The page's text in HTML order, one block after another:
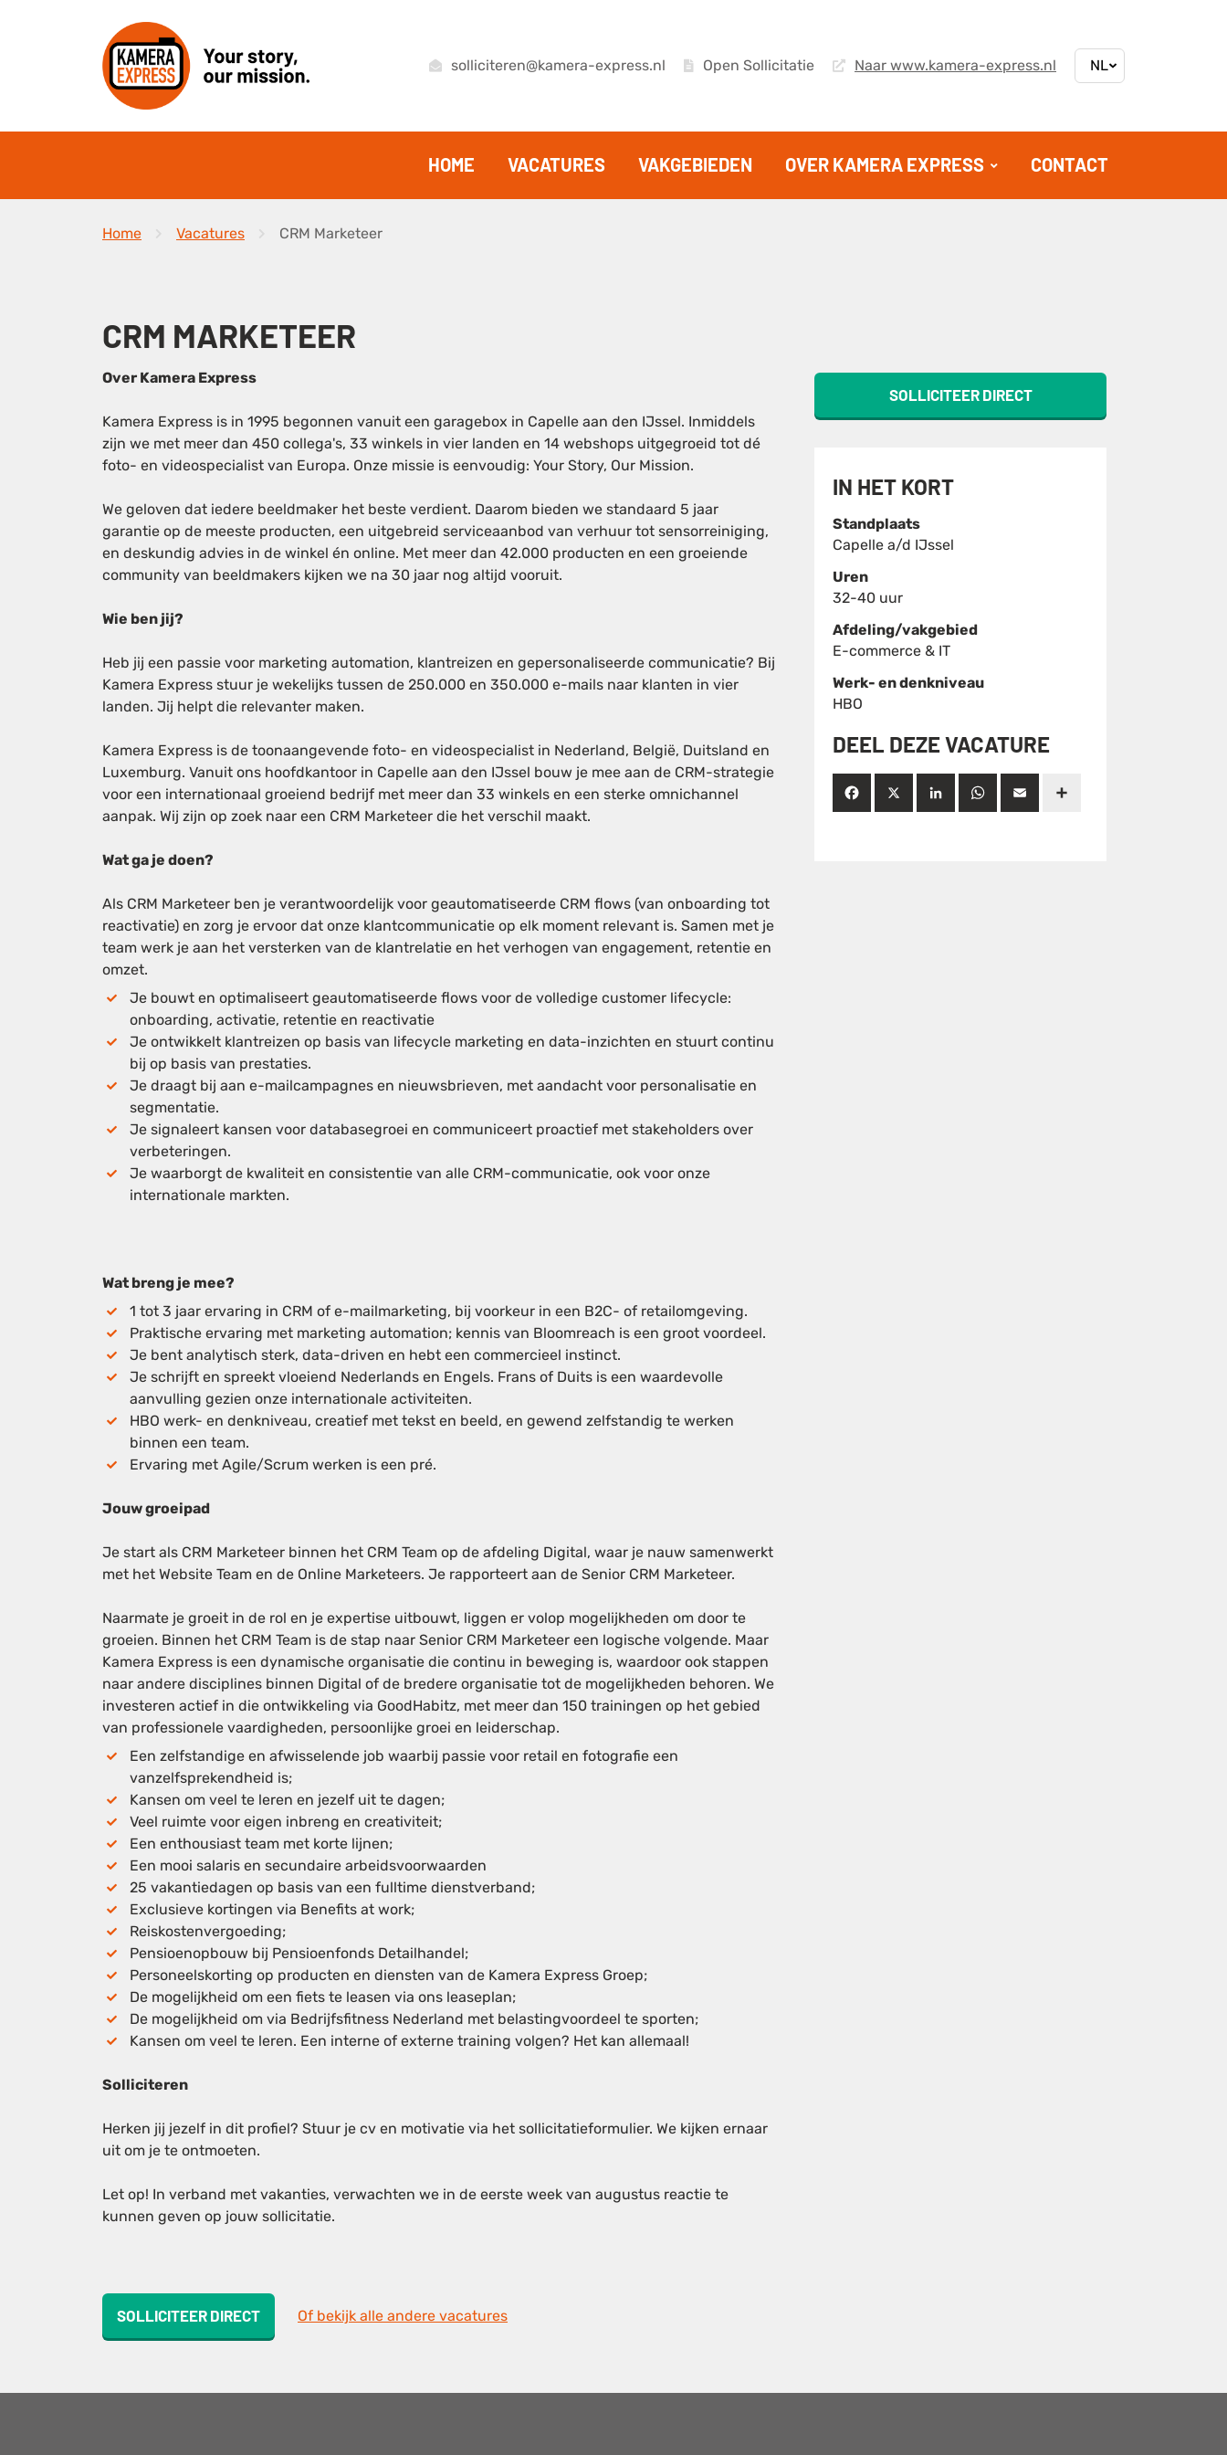
solliciteren@kamera-express.nl Open Sollicitatie Naar www.kamera-express.nl
HOME VACATURES VAKGEBIEDEN OVER KAMERA EXPRESS CONTACT
Home Vacatures CRM Marketeer
CRM MARKETEER
Over Kamera Express
Kamera Express is in 1995 begonnen vanuit een garagebox in Capelle aan den IJssel. Inmiddels
zijn we met meer dan 450 collega's, 33 winkels in vier landen en 14 webshops uitgegroeid tot dé
foto- en videospecialist van Europa. Onze missie is eenvoudig: Your Story, Our Mission.
We geloven dat iedere beeldmaker het beste verdient. Daarom bieden we standaard 5 jaar
garantie op de meeste producten, een uitgebreid serviceaanbod van verhuur tot sensorreiniging,
en deskundig advies in de winkel én online. Met meer dan 42.000 producten en een groeiende
community van beeldmakers kijken we na 30 jaar nog altijd vooruit.
Wie ben jij?
Heb jij een passie voor marketing automation, klantreizen en gepersonaliseerde communicatie? Bij
Kamera Express stuur je wekelijks tussen de 250.000 en 350.000 e-mails naar klanten in vier
landen. Jij helpt die relevanter maken.
Kamera Express is de toonaangevende foto- en videospecialist in Nederland, België, Duitsland en
Luxemburg. Vanuit ons hoofdkantoor in Capelle aan den IJssel bouw je mee aan de CRM-strategie
voor een internationaal groeiend bedrijf met meer dan 33 winkels en een sterke omnichannel
aanpak. Wij zijn op zoek naar een CRM Marketeer die het verschil maakt.
Wat ga je doen?
Als CRM Marketeer ben je verantwoordelijk voor geautomatiseerde CRM flows (van onboarding tot
reactivatie) en zorg je ervoor dat onze klantcommunicatie op elk moment relevant is. Samen met je
team werk je aan het versterken van de klantrelatie en het verhogen van engagement, retentie en
omzet.
Je bouwt en optimaliseert geautomatiseerde flows voor de volledige customer lifecycle:
onboarding, activatie, retentie en reactivatie
Je ontwikkelt klantreizen op basis van lifecycle marketing en data-inzichten en stuurt continu
bij op basis van prestaties.
Je draagt bij aan e-mailcampagnes en nieuwsbrieven, met aandacht voor personalisatie en
segmentatie.
Je signaleert kansen voor databasegroei en communiceert proactief met stakeholders over
verbeteringen.
Je waarborgt de kwaliteit en consistentie van alle CRM-communicatie, ook voor onze
internationale markten.
Wat breng je mee?
1 tot 3 jaar ervaring in CRM of e-mailmarketing, bij voorkeur in een B2C- of retailomgeving.
Praktische ervaring met marketing automation; kennis van Bloomreach is een groot voordeel.
Je bent analytisch sterk, data-driven en hebt een commercieel instinct.
Je schrijft en spreekt vloeiend Nederlands en Engels. Frans of Duits is een waardevolle
aanvulling gezien onze internationale activiteiten.
HBO werk- en denkniveau, creatief met tekst en beeld, en gewend zelfstandig te werken
binnen een team.
Ervaring met Agile/Scrum werken is een pré.
Jouw groeipad
Je start als CRM Marketeer binnen het CRM Team op de afdeling Digital, waar je nauw samenwerkt
met het Website Team en de Online Marketeers. Je rapporteert aan de Senior CRM Marketeer.
Naarmate je groeit in de rol en je expertise uitbouwt, liggen er volop mogelijkheden om door te
groeien. Binnen het CRM Team is de stap naar Senior CRM Marketeer een logische volgende. Maar
Kamera Express is een dynamische organisatie die continu in beweging is, waardoor ook stappen
naar andere disciplines binnen Digital of de bredere organisatie tot de mogelijkheden behoren. We
investeren actief in die ontwikkeling via GoodHabitz, met meer dan 150 trainingen op het gebied
van professionele vaardigheden, persoonlijke groei en leiderschap.
Een zelfstandige en afwisselende job waarbij passie voor retail en fotografie een
vanzelfsprekendheid is;
Kansen om veel te leren en jezelf uit te dagen;
Veel ruimte voor eigen inbreng en creativiteit;
Een enthousiast team met korte lijnen;
Een mooi salaris en secundaire arbeidsvoorwaarden
25 vakantiedagen op basis van een fulltime dienstverband;
Exclusieve kortingen via Benefits at work;
Reiskostenvergoeding;
Pensioenopbouw bij Pensioenfonds Detailhandel;
Personeelskorting op producten en diensten van de Kamera Express Groep;
De mogelijkheid om een fiets te leasen via ons leaseplan;
De mogelijkheid om via Bedrijfsfitness Nederland met belastingvoordeel te sporten;
Kansen om veel te leren. Een interne of externe training volgen? Het kan allemaal!
Solliciteren
Herken jij jezelf in dit profiel? Stuur je cv en motivatie via het sollicitatieformulier. We kijken ernaar
uit om je te ontmoeten.
Let op! In verband met vakanties, verwachten we in de eerste week van augustus reactie te
kunnen geven op jouw sollicitatie.
SOLLICITEER DIRECT Of bekijk alle andere vacatures
SOLLICITEER DIRECT
IN HET KORT
Standplaats
Capelle a/d IJssel
Uren
32-40 uur
Afdeling/vakgebied
E-commerce & IT
Werk- en denkniveau
HBO
DEEL DEZE VACATURE